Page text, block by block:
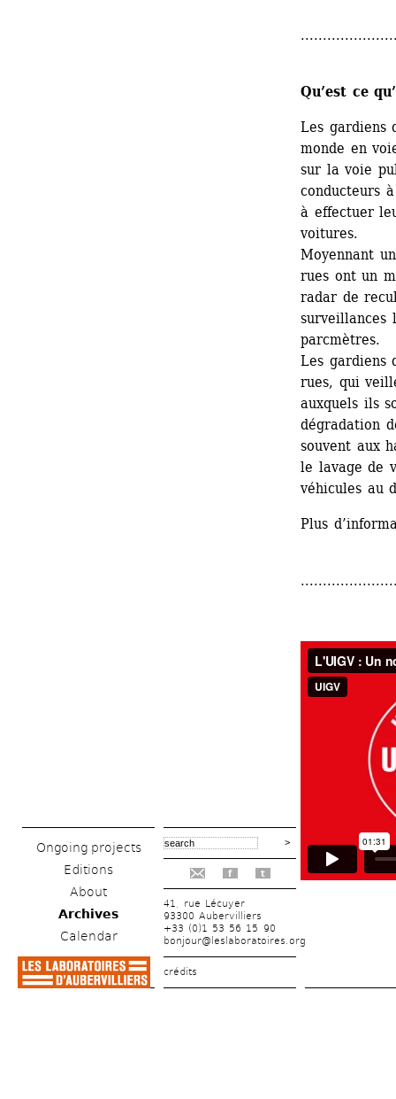
Ongoing projects
Editions
About
Archives
Calendar
f t
41, rue Lécuyer
93300 Aubervilliers
+33 (0)1 53 56 15 90
bonjour@leslaboratoires.org
crédits
Qu’est ce
Les gardiens
monde en
sur la voie
conducteurs
à effectuer
voitures.
Moyennant
rues ont un
radar de
surveillances
parcmètres.
Les gardiens
rues, qui
auxquels ils
dégradation
souvent aux
le lavage de
véhicules au
Plus